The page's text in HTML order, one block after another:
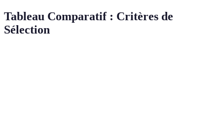
Tableau Comparatif : Critères de
Sélection